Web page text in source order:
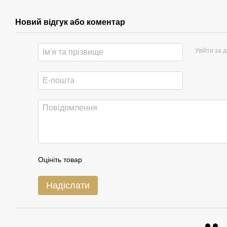
Новий відгук або коментар
Увійти за
Оцініть товар
Надіслати